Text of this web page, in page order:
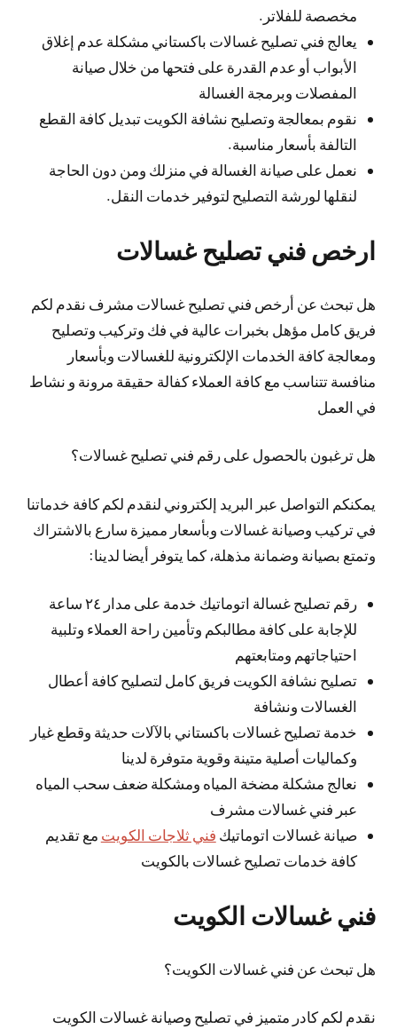
مخصصة للفلاتر.
يعالج فني تصليح غسالات باكستاني مشكلة عدم إغلاق
الأبواب أو عدم القدرة على فتحها من خلال صيانة
المفصلات وبرمجة الغسالة
نقوم بمعالجة وتصليح نشافة الكويت تبديل كافة القطع
التالفة بأسعار مناسبة.
نعمل على صيانة الغسالة في منزلك ومن دون الحاجة
لنقلها لورشة التصليح لتوفير خدمات النقل.
ارخص فني تصليح غسالات
هل تبحث عن أرخص فني تصليح غسالات مشرف نقدم لكم
فريق كامل مؤهل بخبرات عالية في فك وتركيب وتصليح
ومعالجة كافة الخدمات الإلكترونية للغسالات وبأسعار
منافسة تتناسب مع كافة العملاء كفالة حقيقة مرونة و نشاط
في العمل
هل ترغبون بالحصول على رقم فني تصليح غسالات؟
يمكنكم التواصل عبر البريد إلكتروني لنقدم لكم كافة خدماتنا
في تركيب وصيانة غسالات وبأسعار مميزة سارع بالاشتراك
وتمتع بصيانة وضمانة مذهلة، كما يتوفر أيضا لدينا:
رقم تصليح غسالة اتوماتيك خدمة على مدار ٢٤ ساعة
للإجابة على كافة مطالبكم وتأمين راحة العملاء وتلبية
احتياجاتهم ومتابعتهم
تصليح نشافة الكويت فريق كامل لتصليح كافة أعطال
الغسالات ونشافة
خدمة تصليح غسالات باكستاني بالآلات حديثة وقطع غيار
وكماليات أصلية متينة وقوية متوفرة لدينا
نعالج مشكلة مضخة المياه ومشكلة ضعف سحب المياه
عبر فني غسالات مشرف
صيانة غسالات اتوماتيك فني ثلاجات الكويت مع تقديم
كافة خدمات تصليح غسالات بالكويت
فني غسالات الكويت
هل تبحث عن فني غسالات الكويت؟
نقدم لكم كادر متميز في تصليح وصيانة غسالات الكويت